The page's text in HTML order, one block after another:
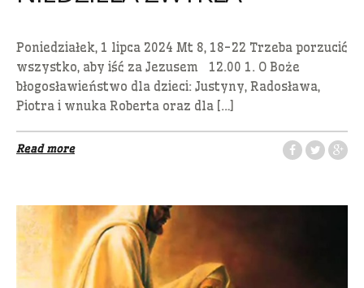
Poniedziałek, 1 lipca 2024 Mt 8, 18-22 Trzeba porzucić
wszystko, aby iść za Jezusem 12.00 1. O Boże
błogosławieństwo dla dzieci: Justyny, Radosława,
Piotra i wnuka Roberta oraz dla […]
Read more